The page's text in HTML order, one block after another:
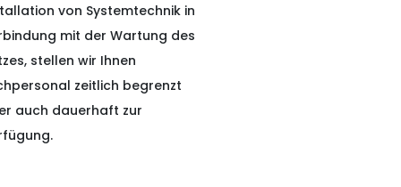
ist auf der
nach Mitarbeitern mit
How aus der ITK Branche.
Glückwunsch –
ist genau auf diese
spezialisiert. Sprechen
uns und teilen Sie uns
mit. Wir
uns für Sie tätig werden
von Systemtechnik in
mit der Wartung des
stellen wir Ihnen
zeitlich begrenzt
auch dauerhaft zur